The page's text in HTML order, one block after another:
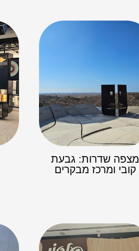
מצפה שדרות: גבעת
קובי ומרכז מבקרים